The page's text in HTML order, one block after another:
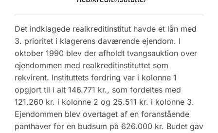
Det indklagede realkreditinstitut havde et lån med
3. prioritet i klagerens daværende ejendom. I
oktober 1990 blev der afholdt tvangsauktion over
ejendommen med realkreditinstituttet som
rekvirent. Instituttets fordring var i kolonne 1
opgjort til i alt 146.771 kr., som fordeltes med
121.260 kr. i kolonne 2 og 25.511 kr. i kolonne 3.
Ejendommen blev overtaget af en foranstående
panthaver for en budsum på 626.000 kr. Budet gav